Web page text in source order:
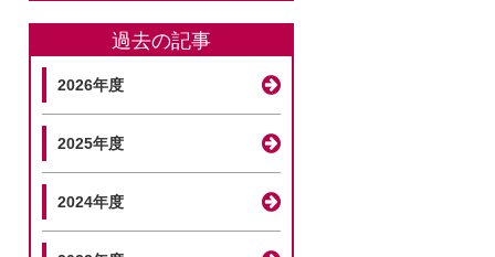
過去の記事
2026年度
2025年度
2024年度